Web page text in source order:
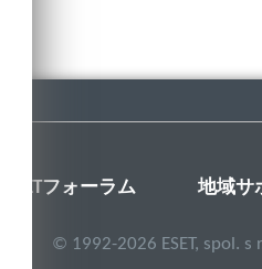
ESETフォーラム 地域サ
© 1992-2026 ESET, spol.